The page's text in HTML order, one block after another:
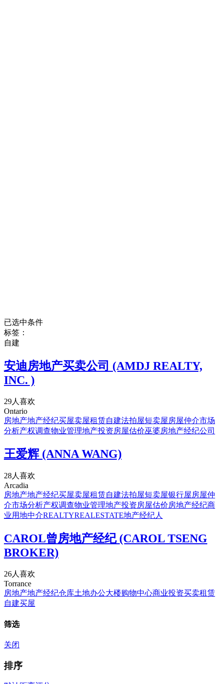
已选中条件
标签：
自建
安迪房地产买卖公司 (AMDJ REALTY,
INC. )
29人喜欢
Ontario
房地产地产经纪买屋卖屋租赁自建法拍屋短卖屋房屋仲介市场
分析产权调查物业管理地产投资房屋估价巫婆房地产经纪公司
王爱辉 (ANNA WANG)
28人喜欢
Arcadia
房地产地产经纪买屋卖屋租赁自建法拍屋短卖屋银行屋房屋仲
介市场分析产权调查物业管理地产投资房屋估价房地产经纪商
业用地中介REALTYREALESTATE地产经纪人
CAROL曾房地产经纪 (CAROL TSENG
BROKER)
26人喜欢
Torrance
房地产地产经纪仓库土地办公大楼购物中心商业投资买卖租赁
自建买屋
筛选
关闭
排序